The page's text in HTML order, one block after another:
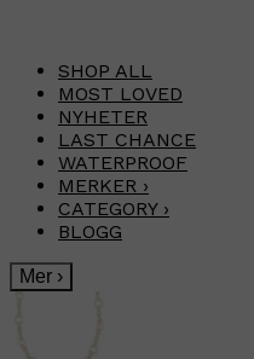
SHOP ALL
MOST LOVED
NYHETER
LAST CHANCE
WATERPROOF
MERKER ›
CATEGORY ›
BLOGG
Mer ›